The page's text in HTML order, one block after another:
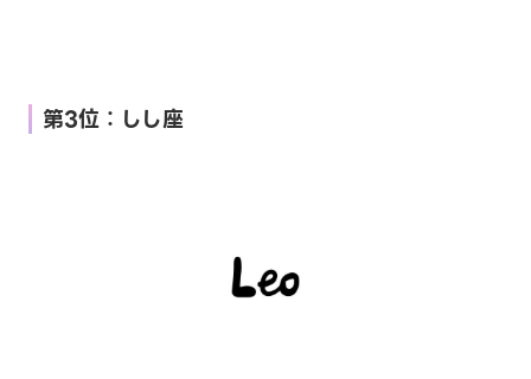
第3位：しし座